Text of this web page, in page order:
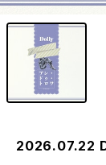
2026.07.22